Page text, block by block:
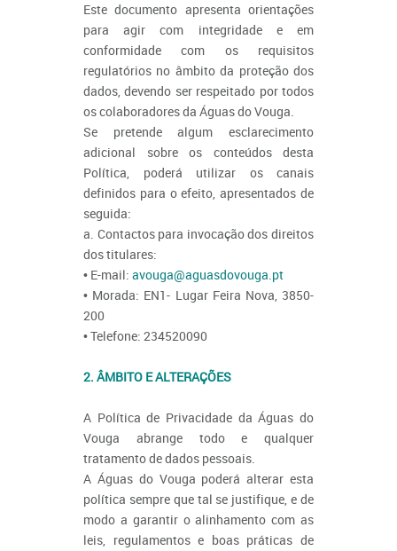
Este documento apresenta orientações
para agir com integridade e em
conformidade com os requisitos
regulatórios no âmbito da proteção dos
dados, devendo ser respeitado por todos
os colaboradores da Águas do Vouga.
Se pretende algum esclarecimento
adicional sobre os conteúdos desta
Política, poderá utilizar os canais
definidos para o efeito, apresentados de
seguida:
a. Contactos para invocação dos direitos
dos titulares:
• E-mail: avouga@aguasdovouga.pt
• Morada: EN1- Lugar Feira Nova, 3850-
200
• Telefone: 234520090
2. ÂMBITO E ALTERAÇÕES
A Política de Privacidade da Águas do
Vouga abrange todo e qualquer
tratamento de dados pessoais.
A Águas do Vouga poderá alterar esta
política sempre que tal se justifique, e de
modo a garantir o alinhamento com as
leis, regulamentos e boas práticas de